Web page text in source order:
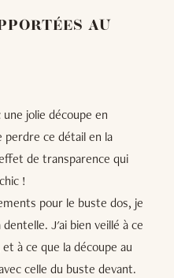
AU
jolie découpe en
perdre ce détail en la
de transparence qui
!
pour le buste dos, je
J'ai bien veillé à ce
à ce que la découpe au
celle du buste devant.